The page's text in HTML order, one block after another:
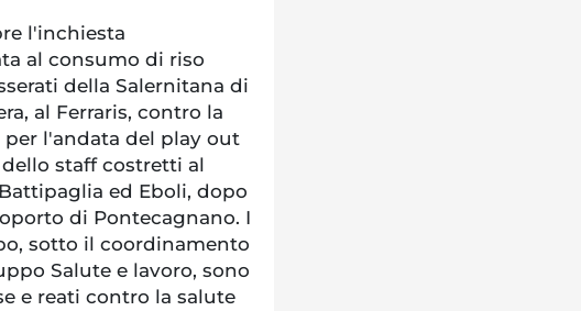
l'inchiesta
al consumo di riso
della Salernitana di
al Ferraris, contro la
l'andata del play out
staff costretti al
ed Eboli, dopo
di Pontecagnano. I
sotto il coordinamento
Salute e lavoro, sono
e reati contro la salute